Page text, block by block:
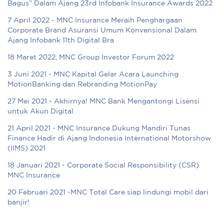
Bagus” Dalam Ajang 23rd Infobank Insurance Awards 2022
7 April 2022 - MNC Insurance Meraih Penghargaan
Corporate Brand Asuransi Umum Konvensional Dalam
Ajang Infobank 11th Digital Bra
18 Maret 2022, MNC Group Investor Forum 2022
3 Juni 2021 - MNC Kapital Gelar Acara Launching
MotionBanking dan Rebranding MotionPay
27 Mei 2021 - Akhirnya! MNC Bank Mengantongi Lisensi
untuk Akun Digital
21 April 2021 - MNC Insurance Dukung Mandiri Tunas
Finance Hadir di Ajang Indonesia International Motorshow
(IIMS) 2021
18 Januari 2021 - Corporate Social Responsibility (CSR)
MNC Insurance
20 Februari 2021 -MNC Total Care siap lindungi mobil dari
banjir!